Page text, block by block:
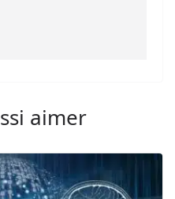
aimer